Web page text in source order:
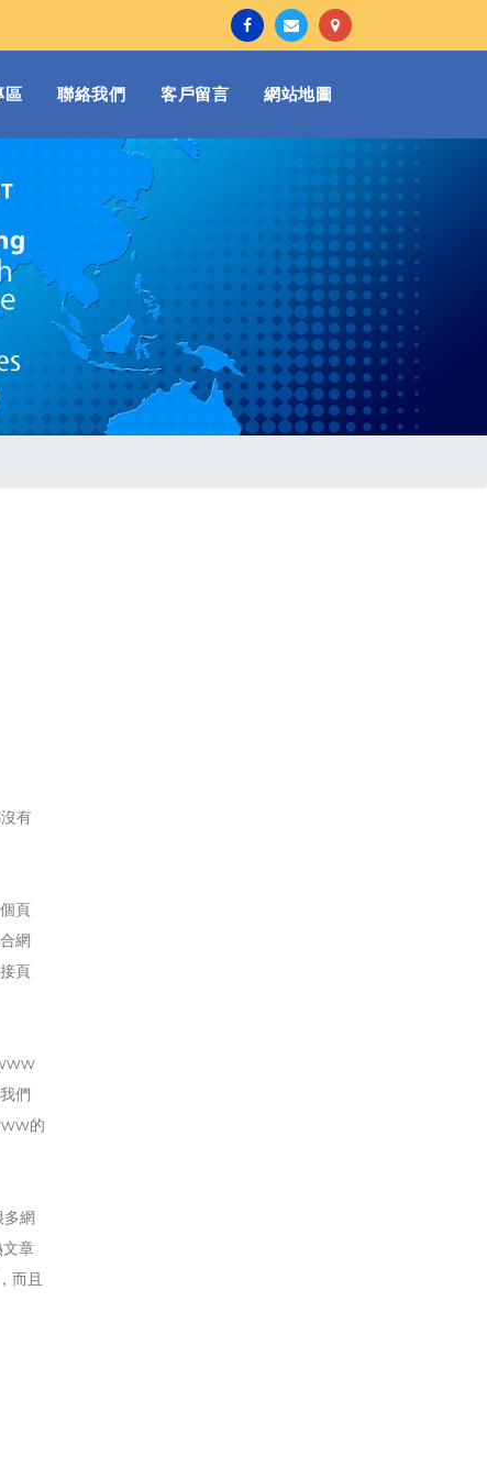
區 聯絡我們 客戶留言 網站地圖
有
頁
網
頁
們
的
網
章
而且